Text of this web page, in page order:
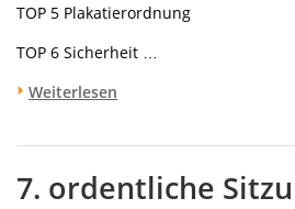
TOP 5 Plakatierordnung
TOP 6 Sicherheit …
Weiterlesen
7. ordentliche